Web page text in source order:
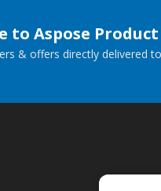
to Aspose
& offers directly delivered